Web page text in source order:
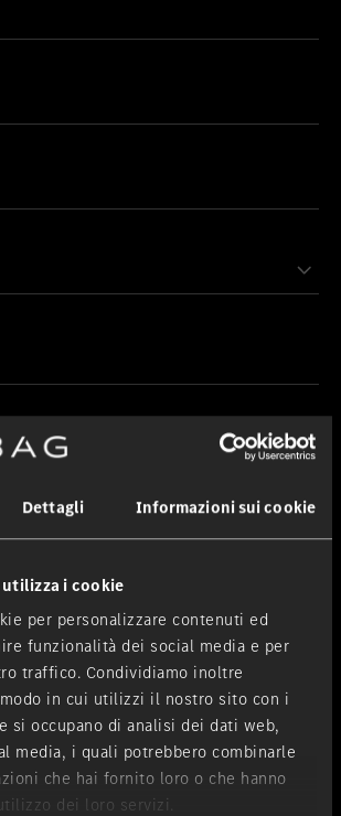
Dettagli Informazioni sui cookie
i cookie
per personalizzare contenuti ed
funzionalità dei social media e per
traffico. Condividiamo inoltre
in cui utilizzi il nostro sito con i
si occupano di analisi dei dati web,
media, i quali potrebbero combinarle
che hai fornito loro o che hanno
dei loro servizi.